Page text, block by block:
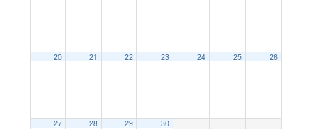
20 21 22 23 24 25 26
27 28 29 30